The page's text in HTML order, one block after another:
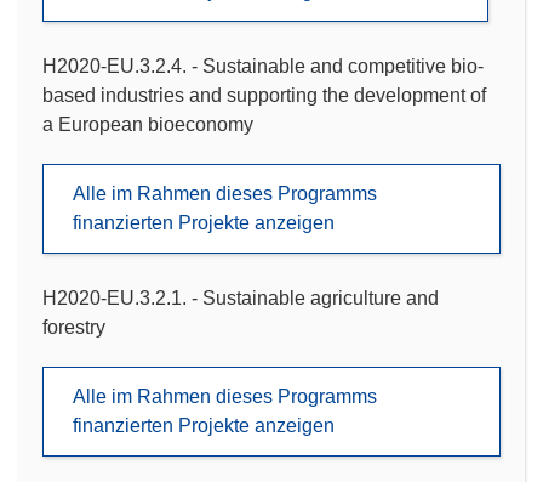
H2020-EU.3.2.4. - Sustainable and competitive bio-
based industries and supporting the development of
a European bioeconomy
Alle im Rahmen dieses Programms
finanzierten Projekte anzeigen
H2020-EU.3.2.1. - Sustainable agriculture and
forestry
Alle im Rahmen dieses Programms
finanzierten Projekte anzeigen